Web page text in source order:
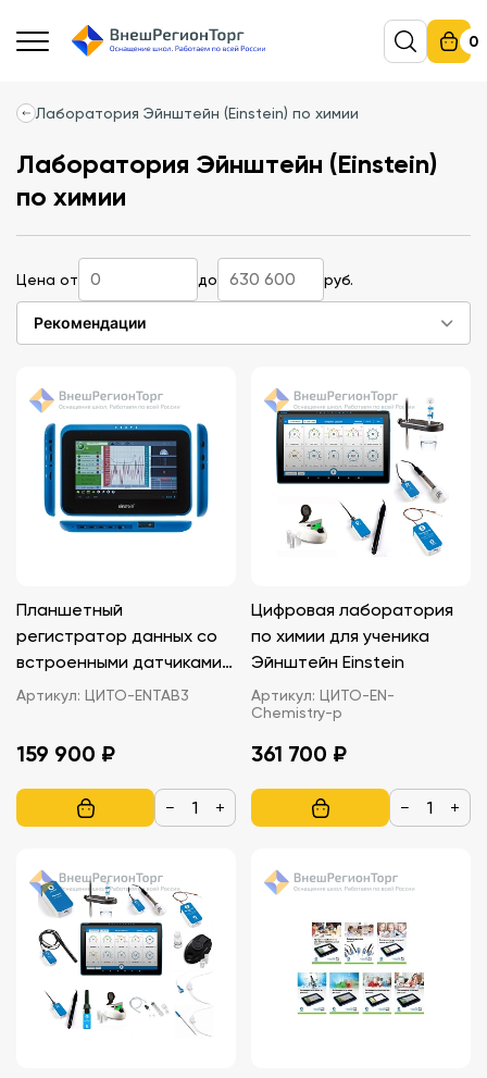
0
Лаборатория Эйнштейн (Einstein) по химии
Лаборатория Эйнштейн (Einstein)
по химии
Цена от до руб.
Рекомендации
Планшетный
регистратор данных со
встроенными датчиками
ЦИТО-ENTAB3
Артикул: ЦИТО-ENTAB3
159 900 ₽
− +
Цифровая лаборатория
по химии для ученика
Эйнштейн Einstein
Артикул: ЦИТО-EN-
Chemistry-p
361 700 ₽
− +